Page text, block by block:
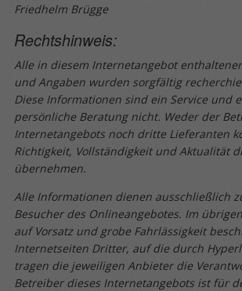
Friedhelm Brügge
Rechtshinweis:
Alle in diesem Internetangebot
und Angaben wurden sorgfältig
Diese Informationen sind ein Service und
persönliche Beratung nicht. Weder der
Internetangebots noch dritte Lieferanten
Richtigkeit, Vollständigkeit und Aktualität
übernehmen.
Alle Informationen dienen ausschließlich
Besucher des Onlineangebotes. Im
auf Vorsatz und grobe Fahrlässigkeit
Internetseiten Dritter, auf die durch
tragen die jeweiligen Anbieter die
Betreiber dieses Internetangebots ist für